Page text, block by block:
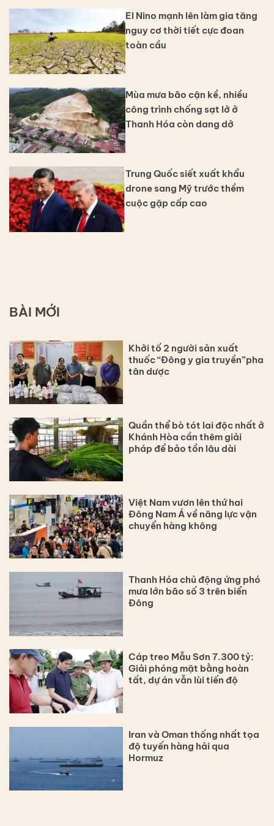
El Nino mạnh lên làm gia tăng
nguy cơ thời tiết cực đoan
toàn cầu
Mùa mưa bão cận kề, nhiều
công trình chống sạt lở ở
Thanh Hóa còn dang dở
Trung Quốc siết xuất khẩu
drone sang Mỹ trước thềm
cuộc gặp cấp cao
BÀI MỚI
Khởi tố 2 người sản xuất
thuốc “Đông y gia truyền”pha
tân dược
Quần thể bò tót lai độc nhất ở
Khánh Hòa cần thêm giải
pháp để bảo tồn lâu dài
Việt Nam vươn lên thứ hai
Đông Nam Á về năng lực vận
chuyển hàng không
Thanh Hóa chủ động ứng phó
mưa lớn bão số 3 trên biển
Đông
Cáp treo Mẫu Sơn 7.300 tỷ:
Giải phóng mặt bằng hoàn
tất, dự án vẫn lùi tiến độ
Iran và Oman thống nhất tọa
độ tuyến hàng hải qua
Hormuz